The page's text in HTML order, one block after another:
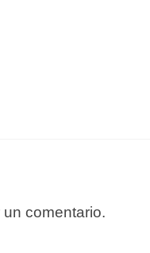
comentario.